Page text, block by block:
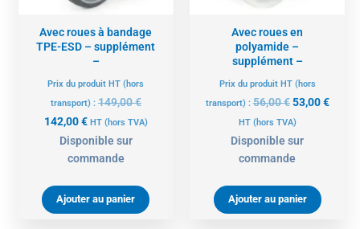
Avec roues à bandage
TPE-ESD – supplément
–
Prix du produit HT (hors
transport) : 149,00€
142,00€ HT (hors TVA)
Disponible sur
commande
Ajouter au panier
Avec roues en
polyamide –
supplément –
Prix du produit HT (hors
transport) :56,00€ 53,00€
HT (hors TVA)
Disponible sur
commande
Ajouter au panier